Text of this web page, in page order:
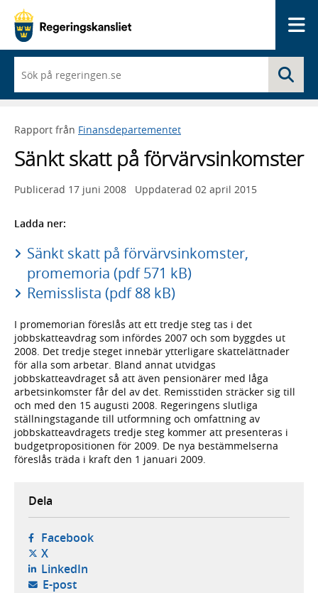
du
börjar
skriva
framträder
lista
med
sökförslag
Rapport från Finansdepartementet
Sänkt skatt på förvärvsinkomster
Publicerad 17 juni 2008 Uppdaterad 02 april 2015
Ladda ner:
Sänkt skatt på förvärvsinkomster,
promemoria (pdf 571 kB)
Remisslista (pdf 88 kB)
I promemorian föreslås att ett tredje steg tas i det
jobbskatteavdrag som infördes 2007 och som byggdes ut
2008. Det tredje steget innebär ytterligare skattelättnader
för alla som arbetar. Bland annat utvidgas
jobbskatteavdraget så att även pensionärer med låga
arbetsinkomster får del av det. Remisstiden sträcker sig till
och med den 15 augusti 2008. Regeringens slutliga
ställningstagande till utformning och omfattning av
jobbskatteavdragets tredje steg kommer att presenteras i
budgetpropositionen för 2009. De nya bestämmelserna
föreslås träda i kraft den 1 januari 2009.
Dela
Facebook- öppnas i ny flik, extern webbplats,
X- öppnas i ny flik, extern webbplats,
LinkedIn- öppnas i ny flik, extern webbplats,
E-post- öppnar din e-postklient,